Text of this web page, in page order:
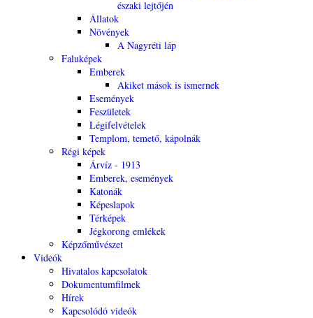
északi lejtőjén
Állatok
Növények
A Nagyréti láp
Faluképek
Emberek
Akiket mások is ismernek
Események
Feszületek
Légifelvételek
Templom, temető, kápolnák
Régi képek
Árvíz - 1913
Emberek, események
Katonák
Képeslapok
Térképek
Jégkorong emlékek
Képzőművészet
Videók
Hivatalos kapcsolatok
Dokumentumfilmek
Hírek
Kapcsolódó videók